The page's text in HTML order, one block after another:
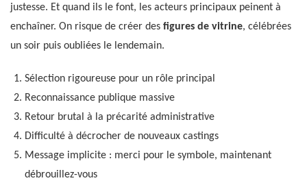
justesse. Et quand ils le font, les acteurs principaux peinent à
enchaîner. On risque de créer des figures de vitrine, célébrées
un soir puis oubliées le lendemain.
Sélection rigoureuse pour un rôle principal
Reconnaissance publique massive
Retour brutal à la précarité administrative
Difficulté à décrocher de nouveaux castings
Message implicite : merci pour le symbole, maintenant
débrouillez-vous